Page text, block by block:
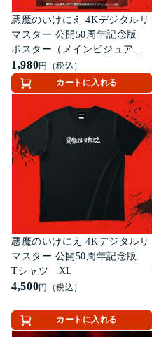
悪魔のいけにえ 4Kデジタルリ
マスター 公開50周年記念版
ポスター（メインビジュア
ル）
1,980円（税込）
カートに入れる
悪魔のいけにえ 4Kデジタルリ
マスター 公開50周年記念版
Tシャツ XL
4,500円（税込）
カートに入れる